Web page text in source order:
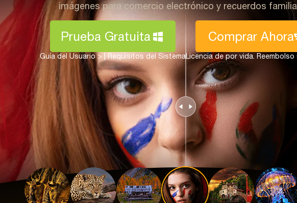
imágenes para comercio electrónico y recuerdos
Prueba Gratuita
Guía del Usuario > Requisitos del Sistema
Comprar Ahora
Licencia de por vida. Reembolso